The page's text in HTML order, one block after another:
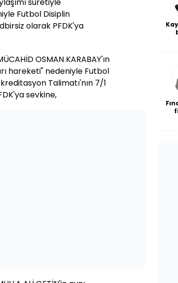
Futbol Disiplin
olarak PFDK'ya
OSMAN KARABAY'ın
hareketi" nedeniyle Futbol
Talimatı'nın 7/1
sevkine,